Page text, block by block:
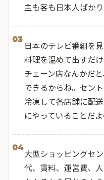
主も客も日本人ばかり
03
日本のテレビ番組を
料理を温めて出すだ
チェーン店なんかだ
できるからね。セン
冷凍して各店舗に配
にやっていることだ
04
大型ショッピングセ
代、賃料、運営費、